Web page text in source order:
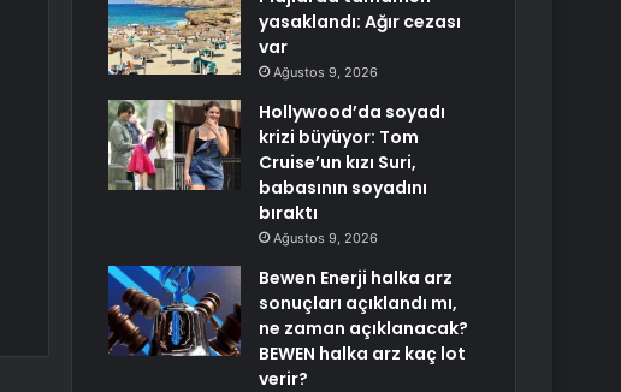
yasaklandı: Ağır cezası
var
Ağustos 9, 2026
Hollywood’da soyadı
krizi büyüyor: Tom
Cruise’un kızı Suri,
babasının soyadını
bıraktı
Ağustos 9, 2026
Bewen Enerji halka arz
sonuçları açıklandı mı,
ne zaman açıklanacak?
BEWEN halka arz kaç lot
verir?